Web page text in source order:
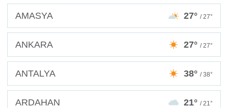
AMASYA 27° / 27°
ANKARA 27° / 27°
ANTALYA 38° / 38°
ARDAHAN 21° / 21°